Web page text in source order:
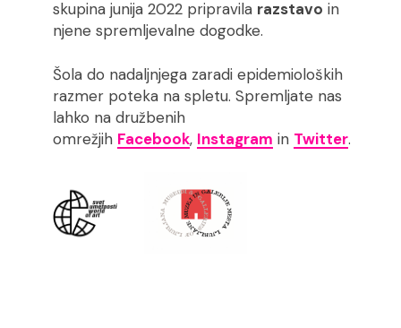
skupina junija 2022 pripravila razstavo in
njene spremljevalne dogodke.
Šola do nadaljnjega zaradi epidemioloških
razmer poteka na spletu. Spremljate nas
lahko na družbenih
omrežjih Facebook, Instagram in Twitter.